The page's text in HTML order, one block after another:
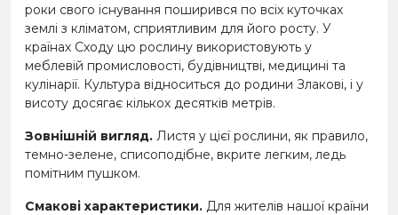
роки свого існування поширився по всіх куточках
землі з кліматом, сприятливим для його росту. У
країнах Сходу цю рослину використовують у
меблевій промисловості, будівництві, медицині та
кулінарії. Культура відноситься до родини Злакові, і у
висоту досягає кількох десятків метрів.
Зовнішній вигляд. Листя у цієї рослини, як правило,
темно-зелене, списоподібне, вкрите легким, ледь
помітним пушком.
Смакові характеристики. Для жителів нашої країни